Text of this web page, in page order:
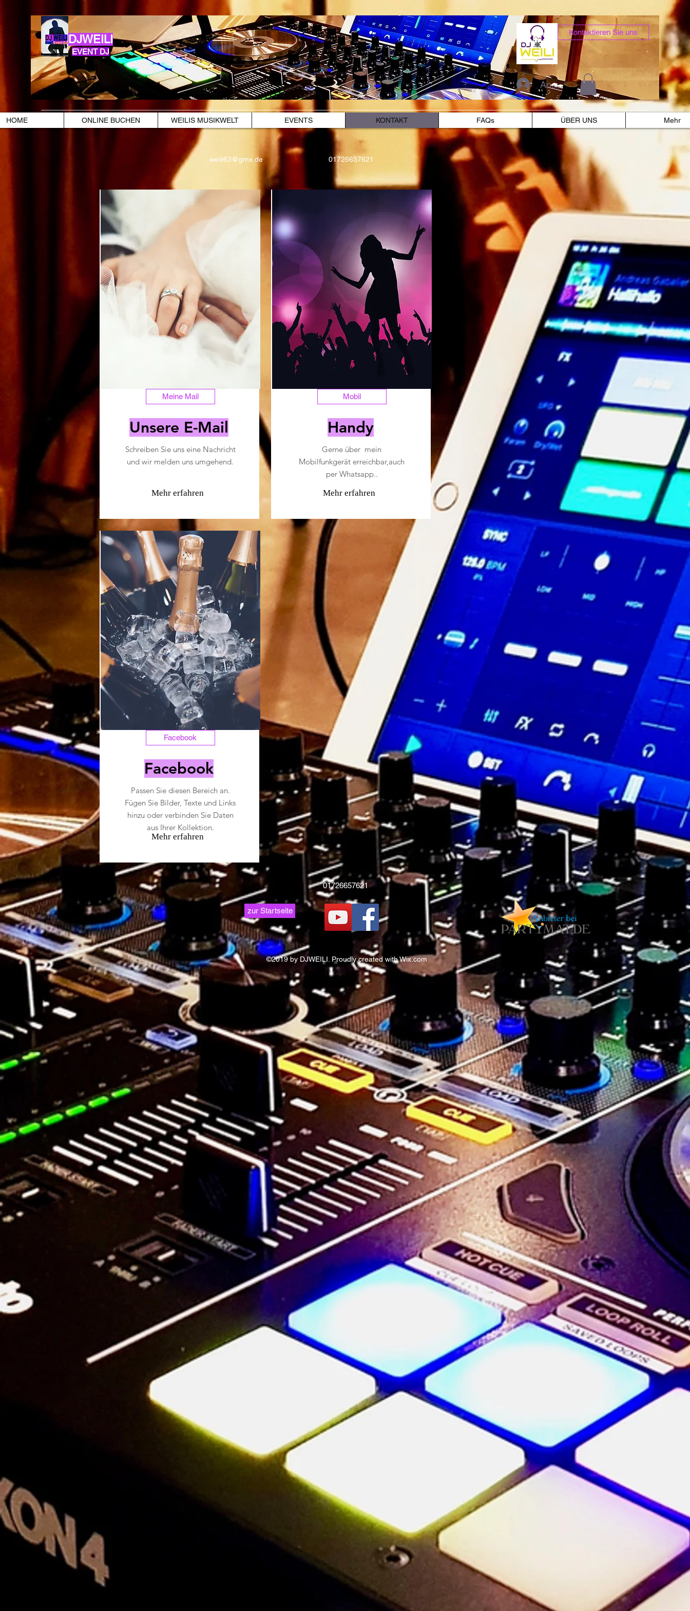
DJWEILI
EVENT DJ
Kontaktieren Sie uns
Anmelden
HOME ONLINE BUCHEN WEILIS MUSIKWELT EVENTS KONTAKT FAQs ÜBER UNS Mehr
weili63@gmx.de 01726657621
Meine Mail
Unsere E-Mail
Schreiben Sie uns eine Nachricht
und wir melden uns umgehend.
Mehr erfahren
Mobil
Handy
Gerne über mein
Mobilfunkgerät erreichbar,auch
per Whatsapp..
Mehr erfahren
Facebook
Facebook
Passen Sie diesen Bereich an.
Fügen Sie Bilder, Texte und Links
hinzu oder verbinden Sie Daten
aus Ihrer Kollektion.
Mehr erfahren
zur Startseite
01726657621
©2019 by DJWEILI. Proudly created with Wix.com